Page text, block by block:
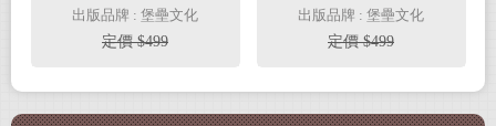
起源故事書衣海報】
出版品牌 : 堡壘文化
定價 $499
版】
出版品牌 : 堡壘文化
定價 $499